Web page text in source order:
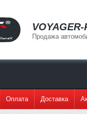
Продажа
Оплата Доставка